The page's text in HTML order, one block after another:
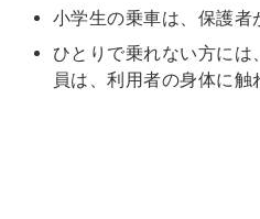
小学生の乗車は、保護者
ひとりで乗れない方に
員は、利用者の身体に